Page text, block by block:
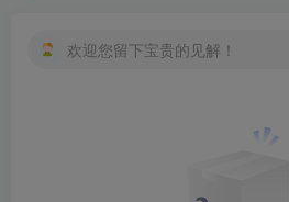
欢迎您留下宝贵的见解！